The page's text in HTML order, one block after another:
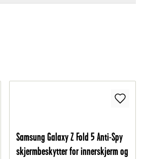
Samsung Galaxy Z Fold 5 Anti-Spy
skjermbeskytter for innerskjerm og